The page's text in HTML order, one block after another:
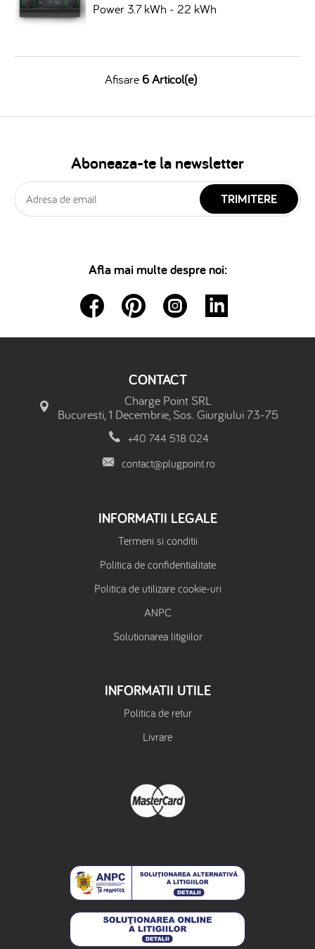
Power 3.7 kWh - 22 kWh
Afisare6 Articol(e)
Aboneaza-te la newsletter
TRIMITERE
Afla mai multe despre noi:
CONTACT
Charge Point SRL
Bucuresti, 1 Decembrie, Sos. Giurgiului 73-75
+40 744 518 024
contact@plugpoint.ro
INFORMATII LEGALE
Termeni si conditii
Politica de confidentialitate
Politica de utilizare cookie-uri
ANPC
Solutionarea litigiilor
INFORMATII UTILE
Politica de retur
Livrare